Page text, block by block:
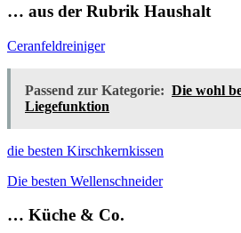
… aus der Rubrik Haushalt
Ceranfeldreiniger
Passend zur Kategorie: Die wohl
Liegefunktion
die besten Kirschkernkissen
Die besten Wellenschneider
… Küche & Co.